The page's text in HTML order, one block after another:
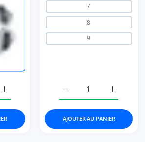
Augmenter la quantité de Black Jewelry
quantité de Black Jewelry Color Round
7
8
9
AJOUTER AU PANIER